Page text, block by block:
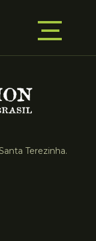
Terezinha.